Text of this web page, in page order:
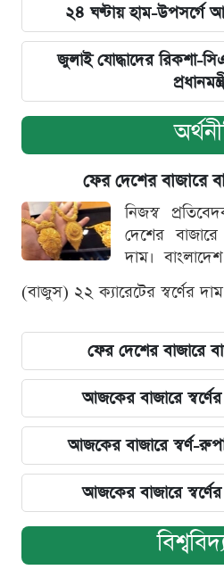
২৪ ঘণ্টায় হাম-উপসর্গে
জুলাই যোদ্ধাদের রিকশা-
ফের দেশের বাজারে
নিজস্ব
দেশের
দাম।
(বাজুস) ২২ ক্যারেটের স্বর্ণের
ফের দেশের বাজারে
আজকের বাজারে
আজকের বাজারে স্বর্ণ-
আজকের বাজারে